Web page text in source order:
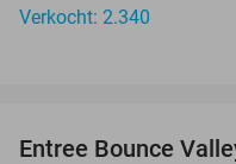
Verkocht: 2.340
Entree Bounce